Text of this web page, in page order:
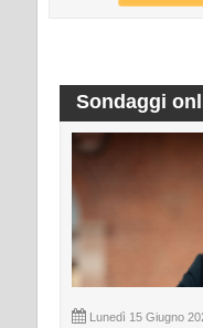
Sondaggi
Lunedì 15 Giugno